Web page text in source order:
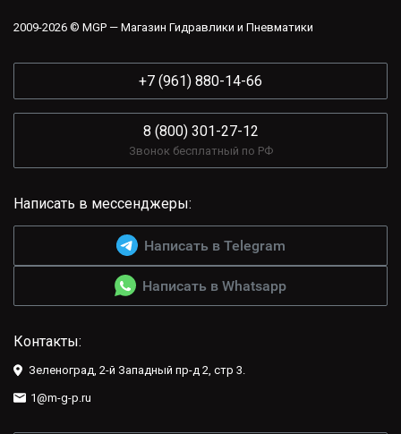
2009-2026 © MGP — Магазин Гидравлики и Пневматики
+7 (961) 880-14-66
8 (800) 301-27-12
Звонок бесплатный по РФ
Написать в мессенджеры:
Написать в Telegram
Написать в Whatsapp
Контакты:
Зеленоград, 2-й Западный пр-д 2, стр 3.
1@m-g-p.ru